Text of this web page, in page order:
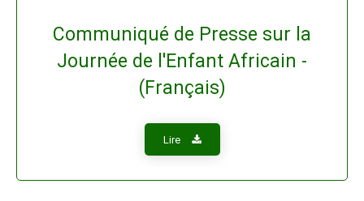
Communiqué de Presse sur la
Journée de l'Enfant Africain -
(Français)
Lire